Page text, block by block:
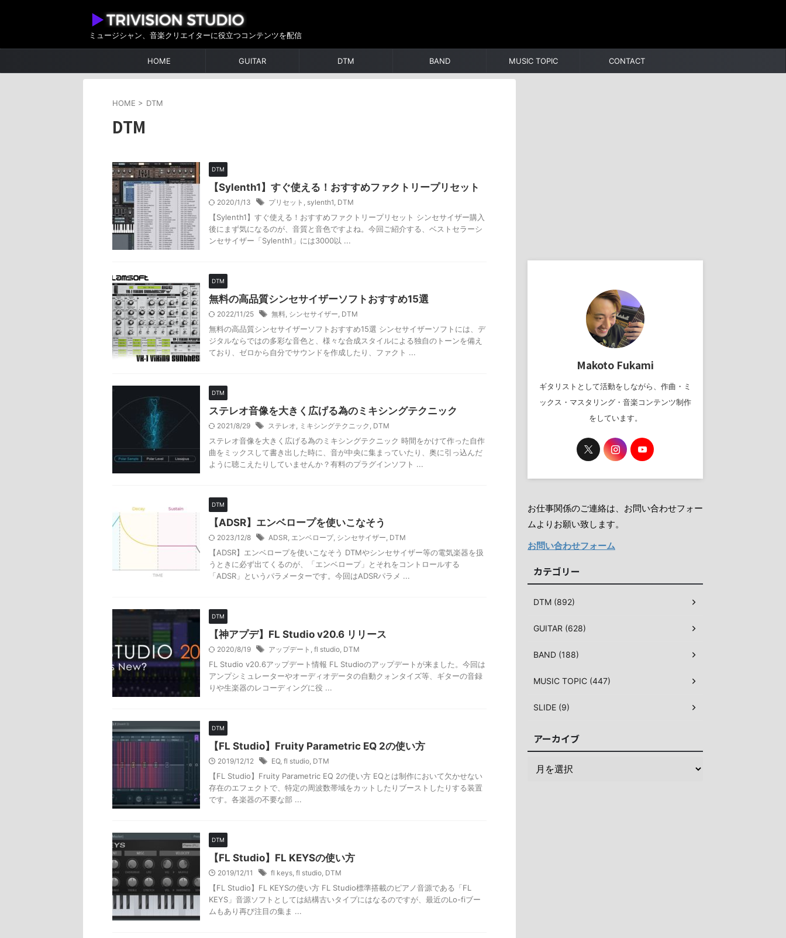
ミュージシャン、音楽クリエイターに役立つコンテンツを配信
HOME GUITAR DTM BAND MUSIC TOPIC CONTACT
HOME > DTM
DTM
DTM
【Sylenth1】すぐ使える！おすすめファクトリープリセット
2020/1/13 プリセット , sylenth1, DTM
【Sylenth1】すぐ使える！おすすめファクトリープリセット シンセサイザー購入
後にまず気になるのが、音質と音色ですよね。今回ご紹介する、ベストセラーシ
ンセサイザー「Sylenth1」には3000以 ...
DTM
無料の高品質シンセサイザーソフトおすすめ15選
2022/11/25 無料, シンセサイザー, DTM
無料の高品質シンセサイザーソフトおすすめ15選 シンセサイザーソフトには、デ
ジタルならではの多彩な音色と、様々な合成スタイルによる独自のトーンを備え
ており、ゼロから自分でサウンドを作成したり、ファクト ...
DTM
ステレオ音像を大きく広げる為のミキシングテクニック
2021/8/29 ステレオ, ミキシングテクニック , DTM
ステレオ音像を大きく広げる為のミキシングテクニック 時間をかけて作った自作
曲をミックスして書き出した時に、音が中央に集まっていたり、奥に引っ込んだ
ように聴こえたりしていませんか？有料のプラグインソフト ...
DTM
【ADSR】エンベロープを使いこなそう
2023/12/8 ADSR, エンベロープ, シンセサイザー, DTM
【ADSR】エンベロープを使いこなそう DTMやシンセサイザー等の電気楽器を扱
うときに必ず出てくるのが、「エンベロープ」とそれをコントロールする
「ADSR」というパラメーターです。今回はADSRパラメ ...
DTM
【神アプデ】FL Studio v20.6 リリース
2020/8/19 アップデート , fl studio, DTM
FL Studio v20.6アップデート情報 FL Studioのアップデートが来ました。今回は
アンプシミュレーターやオーディオデータの自動クォンタイズ等、ギターの音録
りや生楽器のレコーディングに役 ...
DTM
【FL Studio】Fruity Parametric EQ 2の使い方
2019/12/12 EQ, fl studio, DTM
【FL Studio】Fruity Parametric EQ 2の使い方 EQとは制作において欠かせない
存在のエフェクトで、特定の周波数帯域をカットしたりブーストしたりする装置
です。各楽器の不要な部 ...
DTM
【FL Studio】FL KEYSの使い方
2019/12/11 fl keys, fl studio, DTM
【FL Studio】FL KEYSの使い方 FL Studio標準搭載のピアノ音源である「FL
KEYS」音源ソフトとしては結構古いタイプにはなるのですが、最近のLo-fiブー
ムもあり再び注目の集ま ...
Makoto Fukami
ギタリストとして活動をしながら、作曲・ミ
ックス・マスタリング・音楽コンテンツ制作
をしています。
お仕事関係のご連絡は、お問い合わせフォー
ムよりお願い致します。
お問い合わせフォーム
カテゴリー
DTM (892)
GUITAR (628)
BAND (188)
MUSIC TOPIC (447)
SLIDE (9)
アーカイブ